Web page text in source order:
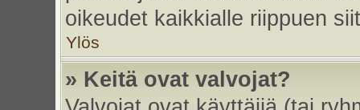
oikeudet kaikkialle riippuen
Ylös
» Keitä ovat valvojat?